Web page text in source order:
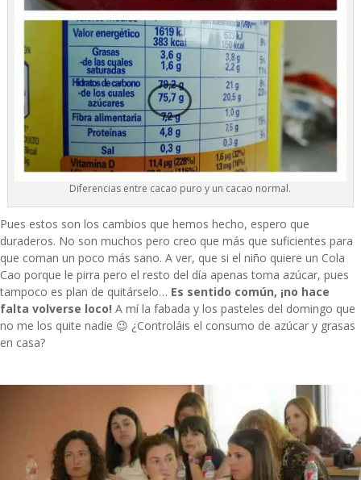
Diferencias entre cacao puro y un cacao normal.
Pues estos son los cambios que hemos hecho, espero que
duraderos. No son muchos pero creo que más que suficientes para
que coman un poco más sano. A ver, que si el niño quiere un Cola
Cao porque le pirra pero el resto del día apenas toma azúcar, pues
tampoco es plan de quitárselo… Es sentido común, ¡no hace
falta volverse loco! A mí la fabada y los pasteles del domingo que
no me los quite nadie 😉 ¿Controláis el consumo de azúcar y grasas
en casa?